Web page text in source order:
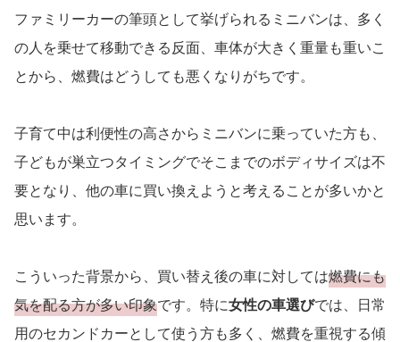
ファミリーカーの筆頭として挙げられるミニバンは、多く
の人を乗せて移動できる反面、車体が大きく重量も重いこ
とから、燃費はどうしても悪くなりがちです。
子育て中は利便性の高さからミニバンに乗っていた方も、
子どもが巣立つタイミングでそこまでのボディサイズは不
要となり、他の車に買い換えようと考えることが多いかと
思います。
こういった背景から、買い替え後の車に対しては燃費にも
気を配る方が多い印象です。特に女性の車選びでは、日常
用のセカンドカーとして使う方も多く、燃費を重視する傾